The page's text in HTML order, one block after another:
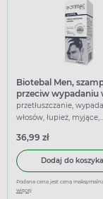
Biotebal Men,
przeciw wypadaniu
150 ml
przetłuszczanie,
włosów, łupież, myjące,
regenerujące,
36,99 zł
Dodaj do koszyka
Podana cena jest ceną
więcej